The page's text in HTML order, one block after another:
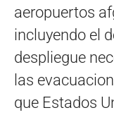
aeropuertos
incluyendo el
despliegue
las
que Estados